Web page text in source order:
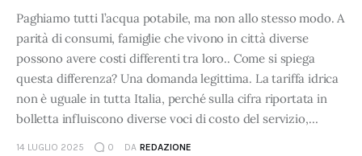
Paghiamo tutti l’acqua potabile, ma non allo stesso modo. A
parità di consumi, famiglie che vivono in città diverse
possono avere costi differenti tra loro.. Come si spiega
questa differenza? Una domanda legittima. La tariffa idrica
non è uguale in tutta Italia, perché sulla cifra riportata in
bolletta influiscono diverse voci di costo del servizio,…
14 LUGLIO 2025 0 DA REDAZIONE